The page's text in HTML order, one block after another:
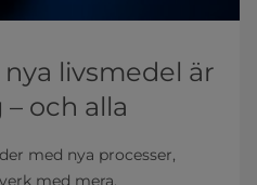
livsmedel är
och alla
med nya processer,
med mera.